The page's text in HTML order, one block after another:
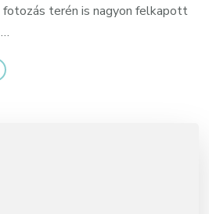
fotozás terén is nagyon felkapott